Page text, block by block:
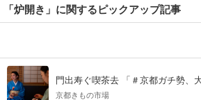
「炉開き」に関するピックアップ記事
門出寿ぐ喫茶去 「＃京都ガチ勢、
京都きもの市場